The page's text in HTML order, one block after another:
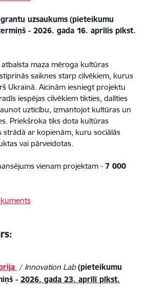
uzsaukums (pieteikumu
- 2026. gada 16. aprīlis plkst.
atbalsta maza mēroga kultūras
saiknes starp cilvēkiem, kurus
Ukrainā. Aicinām iesniegt projektu
iespējas cilvēkiem tikties, dalīties
uzticību, izmantojot kultūras un
Priekšroka tiks dota kultūras
strādā ar kopienām, kuru sociālās
vai pārveidotas.
vienam projektam - 7 000
/ Innovation Lab (pieteikumu
- 2026. gada 23. aprīlī plkst.